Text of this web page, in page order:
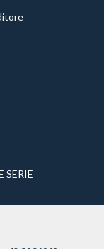
SERIE